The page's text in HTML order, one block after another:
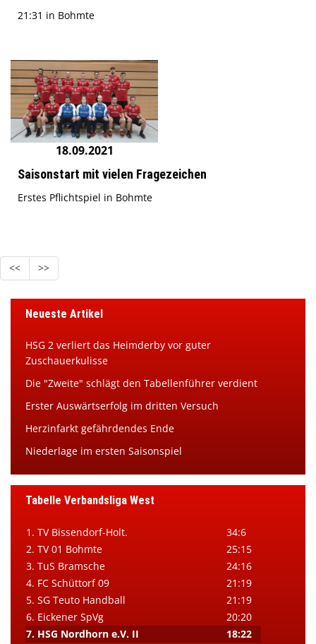
21:31 in Bohmte
18.09.2021
Saisonstart mit vielen Fragezeichen
Erstes Pflichtspiel in Bohmte
<< >>
Neueste Artikel
HSG 2 verliert das Heimderby vor guter
Zuschauerkulisse
Die "Zweite" schlägt den Tabellenführer verdient
Erster Auswärtserfolg im dritten Versuch
Herzinfarkt gefährdendes Ende
Niederlage im ersten Saisonspiel
Tabelle Verbandsliga West
1. TV Bissendorf-Holt.
34:6
2. TV 01 Bohmte
25:15
3. TuS Bramsche
24:16
4. FC Schüttorf 09
21:19
5. SG Teuto Handball
21:19
6. Eickener SpVg
20:20
7. HSG Nordhorn e.V. II
18:22